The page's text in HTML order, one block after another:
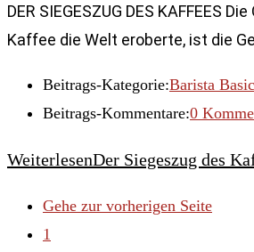
DER SIEGESZUG DES KAFFEES
Kaffee die Welt eroberte, ist die
Beitrags-Kategorie:Barista
Beitrags-Kommentare:0
WeiterlesenDer Siegeszug des
Gehe zur vorherigen Seite
1